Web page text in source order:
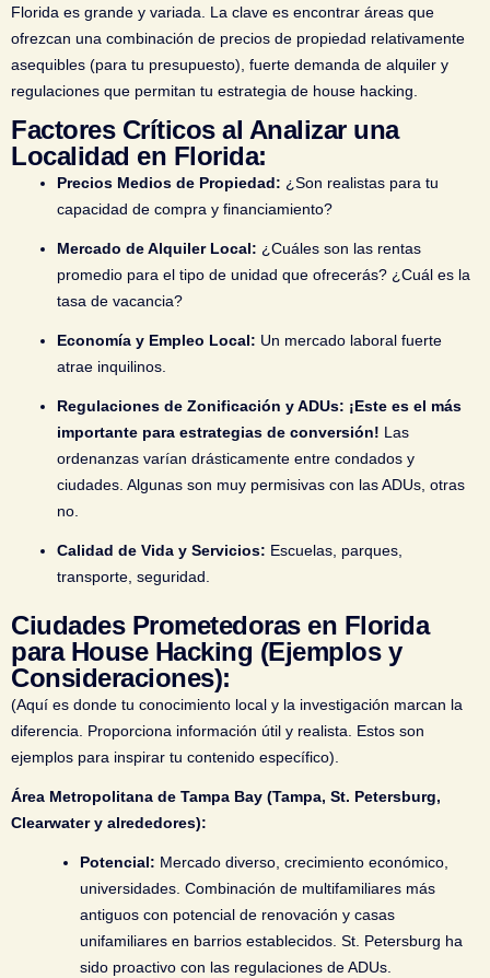
Florida es grande y variada. La clave es encontrar áreas que
ofrezcan una combinación de precios de propiedad relativamente
asequibles (para tu presupuesto), fuerte demanda de alquiler y
regulaciones que permitan tu estrategia de house hacking.
Factores Críticos al Analizar una
Localidad en Florida:
Precios Medios de Propiedad: ¿Son realistas para tu
capacidad de compra y financiamiento?
Mercado de Alquiler Local: ¿Cuáles son las rentas
promedio para el tipo de unidad que ofrecerás? ¿Cuál es la
tasa de vacancia?
Economía y Empleo Local: Un mercado laboral fuerte
atrae inquilinos.
Regulaciones de Zonificación y ADUs: ¡Este es el más
importante para estrategias de conversión! Las
ordenanzas varían drásticamente entre condados y
ciudades. Algunas son muy permisivas con las ADUs, otras
no.
Calidad de Vida y Servicios: Escuelas, parques,
transporte, seguridad.
Ciudades Prometedoras en Florida
para House Hacking (Ejemplos y
Consideraciones):
(Aquí es donde tu conocimiento local y la investigación marcan la
diferencia. Proporciona información útil y realista. Estos son
ejemplos para inspirar tu contenido específico).
Área Metropolitana de Tampa Bay (Tampa, St. Petersburg,
Clearwater y alrededores):
Potencial: Mercado diverso, crecimiento económico,
universidades. Combinación de multifamiliares más
antiguos con potencial de renovación y casas
unifamiliares en barrios establecidos. St. Petersburg ha
sido proactivo con las regulaciones de ADUs.